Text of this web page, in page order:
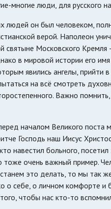
многие люди, для русского
людей он был человеком,
верой. Наполеон
святыне Московского
в мировой истории его
явились ангелы,
на всё смотреть
Важно
началом Великого
Господь наш Иисус
навестил больного,
тоже очень важный пример.
это делать, то мы так
о себе, о личном комфорте и
чтобы нас кто-то